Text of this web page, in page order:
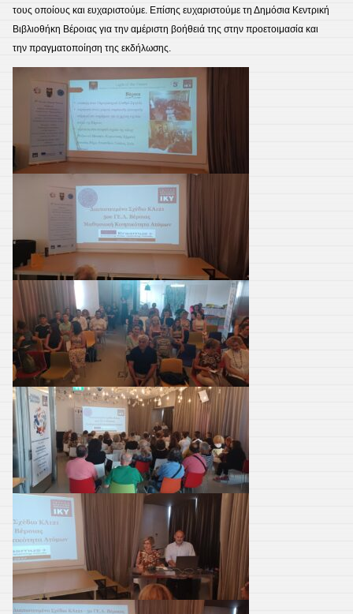
τους οποίους και ευχαριστούμε. Επίσης ευχαριστούμε τη Δημόσια Κεντρική
Βιβλιοθήκη Βέροιας για την αμέριστη βοήθειά της στην προετοιμασία και
την πραγματοποίηση της εκδήλωσης.